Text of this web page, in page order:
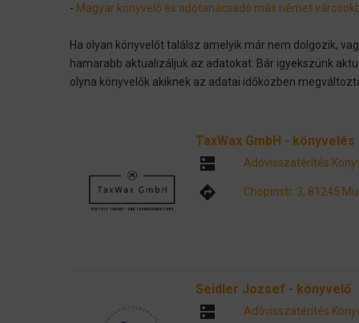
- Magyar könyvelő és adótanácsadó más német
Ha olyan könyvelőt találsz amelyik már nem dolgozik,
hamarabb aktualizáljuk az adatokat. Bár igyekszünk
olyna könyvelők akiknek az adatai időközben
TaxWax GmbH - könyvelés
dns Adóvisszatérítés
directions Chopinstr. 3, 81245
Seidler Jozsef - könyvelő
dns Adóvisszatérítés